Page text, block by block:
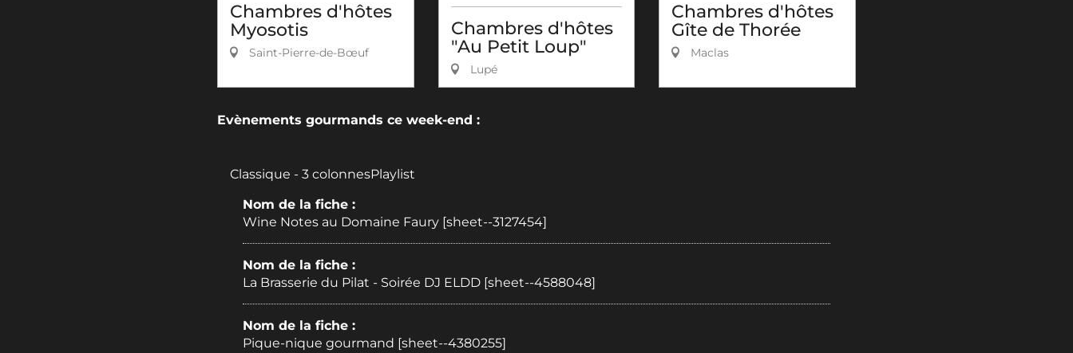
Chambres d'hôtes
Myosotis
Saint-Pierre-de-Bœuf
Chambres d'hôtes
"Au Petit Loup"
Lupé
Chambres d'hôtes
Gîte de Thorée
Maclas
Evènements gourmands ce week-end :
Classique - 3 colonnesPlaylist
Nom de la fiche :
Wine Notes au Domaine Faury [sheet--3127454]
Nom de la fiche :
La Brasserie du Pilat - Soirée DJ ELDD [sheet--4588048]
Nom de la fiche :
Pique-nique gourmand [sheet--4380255]